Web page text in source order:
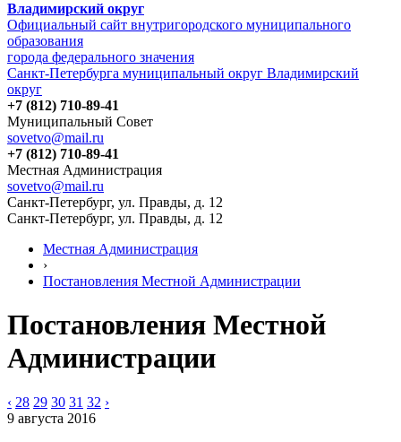
Владимирский округ
Официальный сайт внутригородского муниципального
образования
города федерального значения
Санкт-Петербурга муниципальный округ Владимирский
округ
+7 (812) 710-89-41
Муниципальный Совет
sovetvo@mail.ru
+7 (812) 710-89-41
Местная Администрация
sovetvo@mail.ru
Санкт-Петербург, ул. Правды, д. 12
Санкт-Петербург, ул. Правды, д. 12
Местная Администрация
›
Постановления Местной Администрации
Постановления Местной
Администрации
‹ 28 29 30 31 32 ›
9 августа 2016